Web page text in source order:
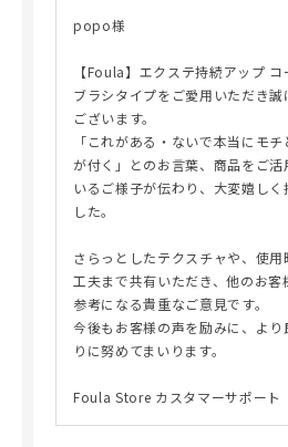
popo様
【Foula】エクステ持続アップ コ
ブラシタイプをご愛用いただき誠
ございます。
「これがある・ないで本当にモ
が付く」とのお言葉、商品をご活
いるご様子が伝わり、大変嬉しく
した。
さらっとしたテクスチャや、使用
工夫まで共有いただき、他のお客
参考になる貴重なご意見です。
今後もお客様の声を励みに、より
りに努めてまいります。
Foula Store カスタマーサポート